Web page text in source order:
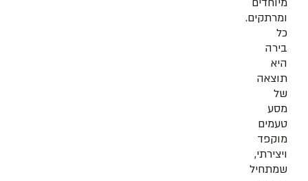
ומרתקים.
כל
בירה
היא
תוצאה
של
מסע
טעמים
מוקפד
ויצירתי,
שמתחיל